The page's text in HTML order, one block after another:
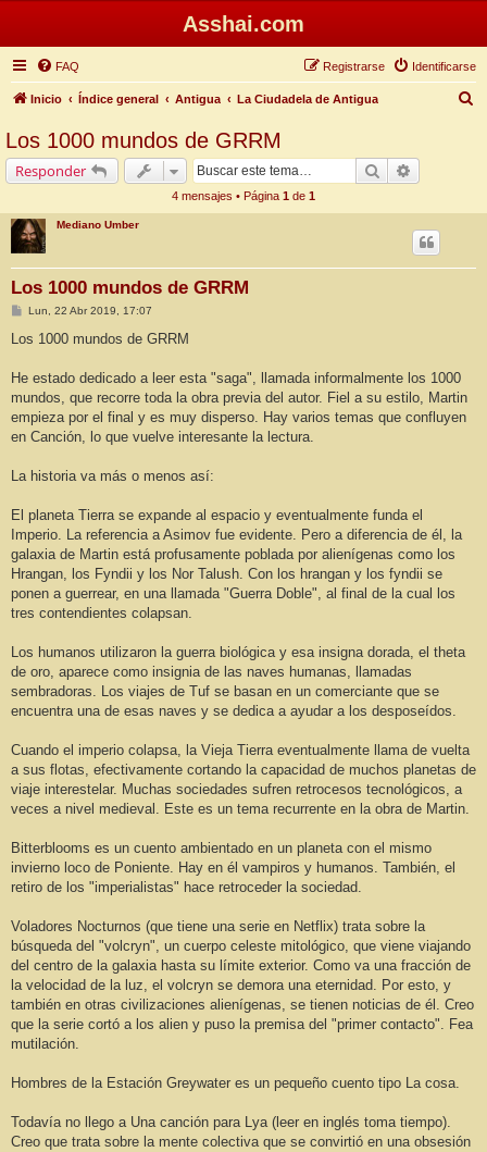
Asshai.com
FAQ Identificarse
Registrarse
Inicio Índice general Antigua La Ciudadela de Antigua
Los 1000 mundos de GRRM
Responder Buscar
4 mensajes • Página 1 de 1
Mediano Umber
Los 1000 mundos de GRRM
M
n
j
Lun, 22 Abr 2019, 17:07
Los 1000 mundos de GRRM
He estado dedicado a leer esta "saga", llamada informalmente los 1000
mundos, que recorre toda la obra previa del autor. Fiel a su estilo, Martin
empieza por el final y es muy disperso. Hay varios temas que confluyen
en Canción, lo que vuelve interesante la lectura.
La historia va más o menos así:
El planeta Tierra se expande al espacio y eventualmente funda el
Imperio. La referencia a Asimov fue evidente. Pero a diferencia de él, la
galaxia de Martin está profusamente poblada por alienígenas como los
Hrangan, los Fyndii y los Nor Talush. Con los hrangan y los fyndii se
ponen a guerrear, en una llamada "Guerra Doble", al final de la cual los
tres contendientes colapsan.
Los humanos utilizaron la guerra biológica y esa insigna dorada, el theta
de oro, aparece como insignia de las naves humanas, llamadas
sembradoras. Los viajes de Tuf se basan en un comerciante que se
encuentra una de esas naves y se dedica a ayudar a los desposeídos.
Cuando el imperio colapsa, la Vieja Tierra eventualmente llama de vuelta
a sus flotas, efectivamente cortando la capacidad de muchos planetas de
viaje interestelar. Muchas sociedades sufren retrocesos tecnológicos, a
veces a nivel medieval. Este es un tema recurrente en la obra de Martin.
Bitterblooms es un cuento ambientado en un planeta con el mismo
invierno loco de Poniente. Hay en él vampiros y humanos. También, el
retiro de los "imperialistas" hace retroceder la sociedad.
Voladores Nocturnos (que tiene una serie en Netflix) trata sobre la
búsqueda del "volcryn", un cuerpo celeste mitológico, que viene viajando
del centro de la galaxia hasta su límite exterior. Como va una fracción de
la velocidad de la luz, el volcryn se demora una eternidad. Por esto, y
también en otras civilizaciones alienígenas, se tienen noticias de él. Creo
que la serie cortó a los alien y puso la premisa del "primer contacto". Fea
mutilación.
Hombres de la Estación Greywater es un pequeño cuento tipo La cosa.
Todavía no llego a Una canción para Lya (leer en inglés toma tiempo).
Creo que trata sobre la mente colectiva que se convirtió en una obsesión